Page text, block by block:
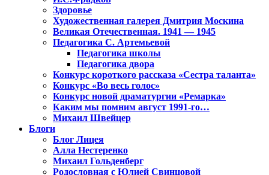
Здоровье
Художественная галерея Дмитрия Москина
Великая Отечественная. 1941 — 1945
Педагогика С. Артемьевой
Педагогика школы
Педагогика двора
Конкурс короткого рассказа «Сестра таланта»
Конкурс «Во весь голос»
Конкурс новой драматургии «Ремарка»
Каким мы помним август 1991-го…
Михаил Швейцер
Блоги
Блог Лицея
Алла Нестеренко
Михаил Гольденберг
Родословная с Юлией Свинцовой